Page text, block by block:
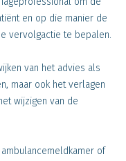
en op die manier de
vervolgactie te bepalen.
van het advies als
maar ook het verlagen
wijzigen van de
of